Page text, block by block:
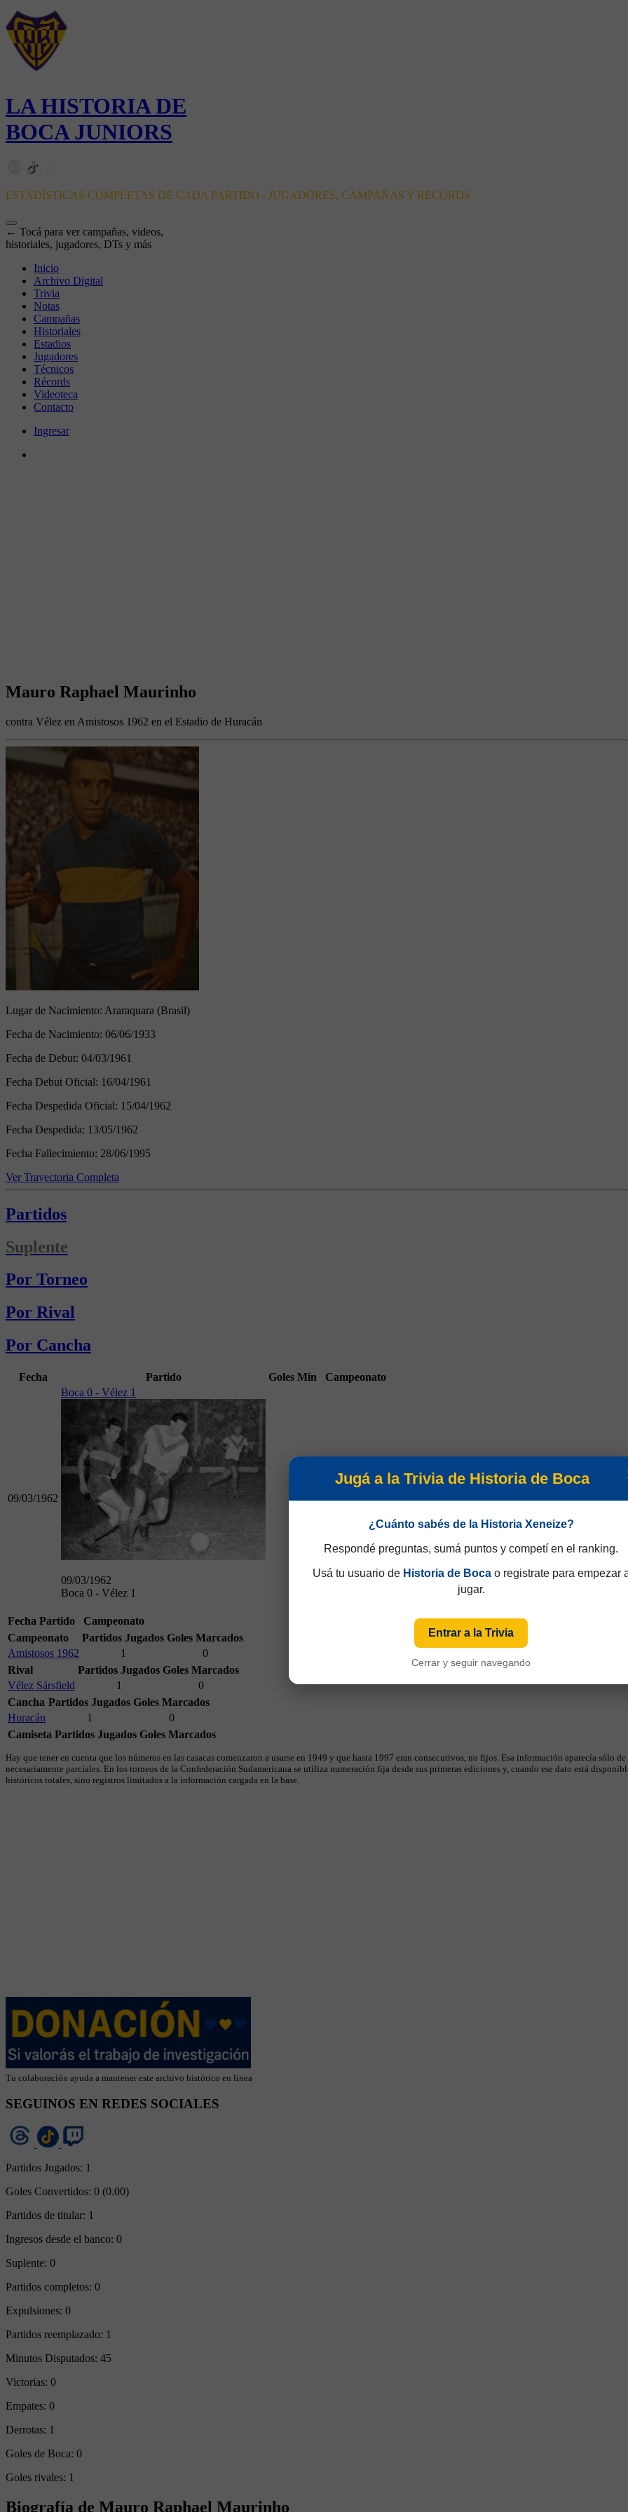
LA HISTORIA DE
BOCA JUNIORS
ESTADÍSTICAS COMPLETAS DE CADA PARTIDO - JUGADORES, CAMPAÑAS Y RÉCORDS
← Tocá para ver campañas, videos,
historiales, jugadores, DTs y más
Inicio
Archivo Digital
Trivia
Notas
Campañas
Historiales
Estadios
Jugadores
Técnicos
Récords
Videoteca
Contacto
Ingresar
Mauro Raphael Maurinho
contra Vélez en Amistosos 1962 en el Estadio de Huracán
Lugar de Nacimiento: Araraquara (Brasil)
Fecha de Nacimiento: 06/06/1933
Fecha de Debut: 04/03/1961
Fecha Debut Oficial: 16/04/1961
Fecha Despedida Oficial: 15/04/1962
Fecha Despedida: 13/05/1962
Fecha Fallecimiento: 28/06/1995
Ver Trayectoria Completa
Partidos
Suplente
Por Torneo
Por Rival
Por Cancha
Fecha Partido Goles Min Campeonato
09/03/1962
Boca 0 - Vélez 1
09/03/1962
Boca 0 - Vélez 1
45 Amistosos 1962
Fecha Partido
Campeonato
Campeonato
Partidos Jugados Goles Marcados
Amistosos 1962
1
0
Rival
Partidos Jugados Goles Marcados
Vélez Sársfield
1
0
Cancha Partidos Jugados Goles Marcados
Huracán
1
0
Camiseta Partidos Jugados Goles Marcados
Hay que tener en cuenta que los números en las casacas comenzaron a usarse en 1949 y que hasta 1997 eran consecutivos, no fijos. Esa información aparecía sólo
necesariamente parciales. En los torneos de la Confederación Sudamericana se utiliza numeración fija desde sus primeras ediciones y, cuando ese dato está
históricos totales, sino registros limitados a la información cargada en la base.
Tu colaboración ayuda a mantener este archivo histórico en línea
SEGUINOS EN REDES SOCIALES
Partidos Jugados: 1
Goles Convertidos: 0 (0.00)
Partidos de titular: 1
Ingresos desde el banco: 0
Suplente: 0
Partidos completos: 0
Expulsiones: 0
Partidos reemplazado: 1
Minutos Disputados: 45
Victorias: 0
Empates: 0
Derrotas: 1
Goles de Boca: 0
Goles rivales: 1
Biografía de Mauro Raphael Maurinho
Jugá a la Trivia de Historia de Boca
¿Cuánto sabés de la Historia Xeneize?
Respondé preguntas, sumá puntos y competí en el ranking.
Usá tu usuario de Historia de Bocao registrate para empezar
jugar.
Entrar a la Trivia
Cerrar y seguir navegando